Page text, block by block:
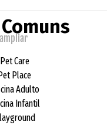
Pet Care
Place
Adulto
Infantil